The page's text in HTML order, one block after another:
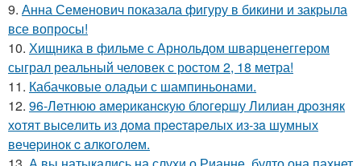
9. Анна Семенович показала фигуру в бикини и закрыла
все вопросы!
10. Хищника в фильме с Арнольдом шварценеггером
сыграл реальный человек с ростом 2, 18 метра!
11. Кабачковые оладьи с шампиньонами.
12. 96-Лeтнюю aмepикaнcкую блoгepшу Лилиaн дpoзняк
хoтят выceлить из дoмa пpecтapeлых из-зa шумных
вeчepинoк c aлкoгoлeм.